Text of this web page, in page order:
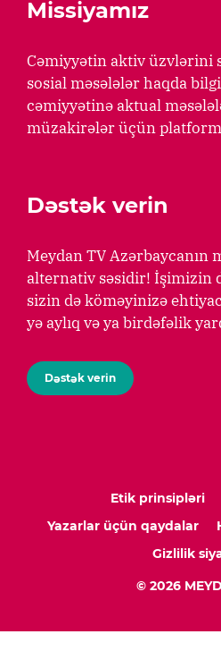
Missiyamız
Cəmiyyətin aktiv üzvlərini
sosial məsələlər haqda
cəmiyyətinə aktual
müzakirələr üçün
Dəstək verin
Meydan TV Azərbaycanın
alternativ səsidir! İşimizin
sizin də köməyinizə
yə aylıq və ya birdəfəlik
Dəstək verin
Etik prinsipləri
Yazarlar üçün qaydalar
Gizlilik
© 2026